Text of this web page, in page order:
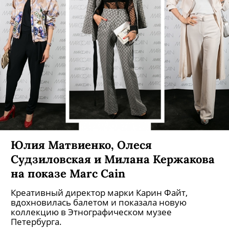
Юлия Матвиенко, Олеся
Судзиловская и Милана Кержакова
на показе Marc Cain
Креативный директор марки Карин Файт,
вдохновилась балетом и показала новую
коллекцию в Этнографическом музее
Петербурга.